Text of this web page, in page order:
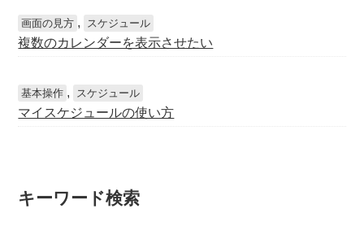
画面の見方 , スケジュール
複数のカレンダーを表示させたい
基本操作 , スケジュール
マイスケジュールの使い方
キーワード検索